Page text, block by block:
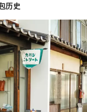
历史